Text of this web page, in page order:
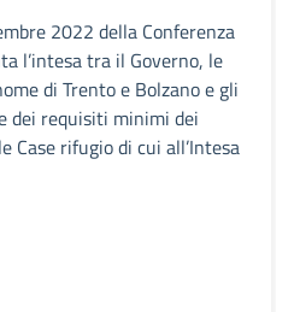
2022 della Conferenza
l’intesa tra il Governo, le
di Trento e Bolzano e gli
dei requisiti minimi dei
Case rifugio di cui all’Intesa